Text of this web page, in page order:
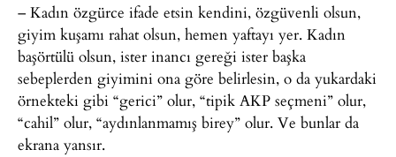
– Kadın özgürce ifade etsin kendini, özgüvenli olsun,
giyim kuşamı rahat olsun, hemen yaftayı yer. Kadın
başörtülü olsun, ister inancı gereği ister başka
sebeplerden giyimini ona göre belirlesin, o da yukardaki
örnekteki gibi “gerici” olur, “tipik AKP seçmeni” olur,
“cahil” olur, “aydınlanmamış birey” olur. Ve bunlar da
ekrana yansır.